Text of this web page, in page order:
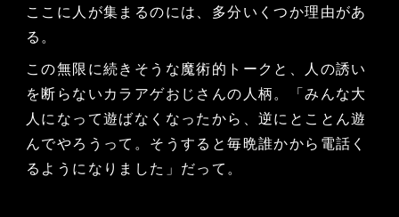
ここに人が集まるのには、多分いくつか理由があ
る。
この無限に続きそうな魔術的トークと、人の誘い
を断らないカラアゲおじさんの人柄。「みんな大
人になって遊ばなくなったから、逆にとことん遊
んでやろうって。そうすると毎晩誰かから電話く
るようになりました」だって。